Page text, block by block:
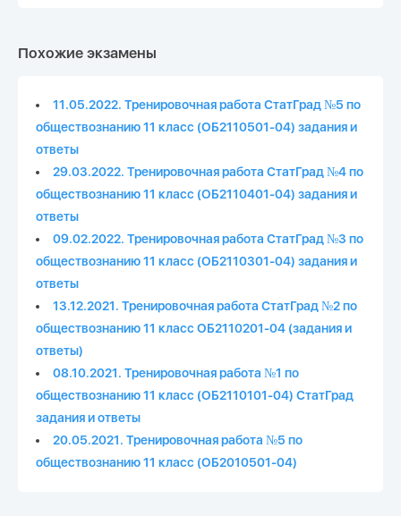
Похожие экзамены
11.05.2022. Тренировочная работа СтатГрад №5 по
обществознанию 11 класс (ОБ2110501-04) задания и
ответы
29.03.2022. Тренировочная работа СтатГрад №4 по
обществознанию 11 класс (ОБ2110401-04) задания и
ответы
09.02.2022. Тренировочная работа СтатГрад №3 по
обществознанию 11 класс (ОБ2110301-04) задания и
ответы
13.12.2021. Тренировочная работа СтатГрад №2 по
обществознанию 11 класс ОБ2110201-04 (задания и
ответы)
08.10.2021. Тренировочная работа №1 по
обществознанию 11 класс (ОБ2110101-04) СтатГрад
задания и ответы
20.05.2021. Тренировочная работа №5 по
обществознанию 11 класс (ОБ2010501-04)